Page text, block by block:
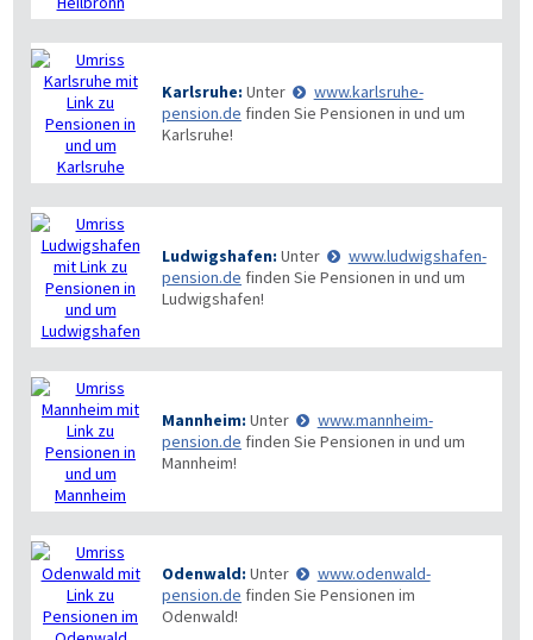
Karlsruhe: Unter
www.karlsruhe-
pension.de finden Sie Pensionen in und um
Karlsruhe!
Ludwigshafen: Unter
www.ludwigshafen-
pension.de finden Sie Pensionen in und um
Ludwigshafen!
Mannheim: Unter
www.mannheim-
pension.de finden Sie Pensionen in und um
Mannheim!
Odenwald: Unter
www.odenwald-
pension.de finden Sie Pensionen im
Odenwald!